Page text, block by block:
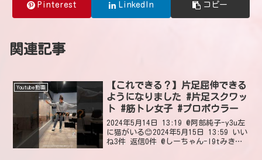
Pinterest LinkedIn コピー
関連記事
Youtube動画
【これできる？】片足屈伸できる
ようになりました #片足スクワッ
ト #筋トレ女子 #プロボウラー
2024年5月14日 13:19 @阿部純子-y3u左
に猫がいる😊2024年5月15日 13:59 いい
ね3件 返信0件 @しーちゃん-l9tみきさ